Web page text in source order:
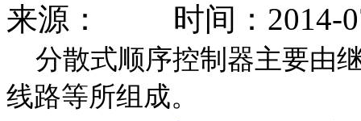
来源： 时间：2014-
分散式顺序控制器主要由
线路等所组成。